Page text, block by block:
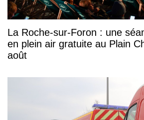
La Roche-sur-Foron : une
en plein air gratuite au Plain
août